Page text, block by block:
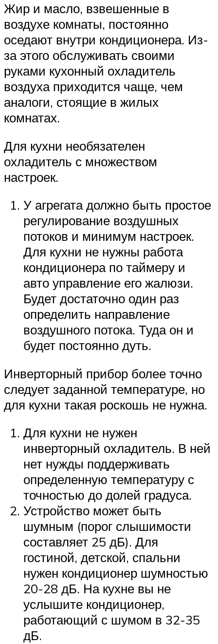
Жир и масло, взвешенные в
воздухе комнаты, постоянно
оседают внутри кондиционера. Из-
за этого обслуживать своими
руками кухонный охладитель
воздуха приходится чаще, чем
аналоги, стоящие в жилых
комнатах.
Для кухни необязателен
охладитель с множеством
настроек.
У агрегата должно быть простое
регулирование воздушных
потоков и минимум настроек.
Для кухни не нужны работа
кондиционера по таймеру и
авто управление его жалюзи.
Будет достаточно один раз
определить направление
воздушного потока. Туда он и
будет постоянно дуть.
Инверторный прибор более точно
следует заданной температуре, но
для кухни такая роскошь не нужна.
Для кухни не нужен
инверторный охладитель. В ней
нет нужды поддерживать
определенную температуру с
точностью до долей градуса.
Устройство может быть
шумным (порог слышимости
составляет 25 дБ). Для
гостиной, детской, спальни
нужен кондиционер шумностью
20-28 дБ. На кухне вы не
услышите кондиционер,
работающий с шумом в 32-35
дБ.